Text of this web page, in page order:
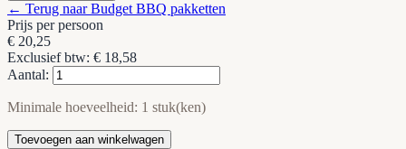
← Terug naar Budget BBQ pakketten
Prijs per persoon
€ 20,25
Exclusief btw: € 18,58
Aantal:
Minimale hoeveelheid: 1 stuk(ken)
Toevoegen aan winkelwagen